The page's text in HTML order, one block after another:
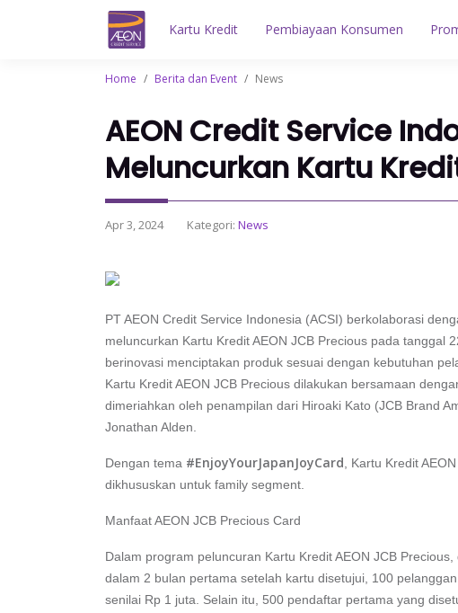
Kartu Kredit Pembiayaan Konsumen
Home / Berita dan Event / News
AEON Credit Service
Meluncurkan Kartu
Apr 3, 2024 Kategori: News
PT AEON Credit Service Indonesia (ACSI) berkolaborasi
meluncurkan Kartu Kredit AEON JCB Precious pada tanggal
berinovasi menciptakan produk sesuai dengan kebutuhan
Kartu Kredit AEON JCB Precious dilakukan bersamaan
dimeriahkan oleh penampilan dari Hiroaki Kato (JCB Brand
Jonathan Alden.
Dengan tema #EnjoyYourJapanJoyCard , Kartu Kredit
dikhususkan untuk family segment.
Manfaat AEON JCB Precious Card
Dalam program peluncuran Kartu Kredit AEON JCB
dalam 2 bulan pertama setelah kartu disetujui, 100
senilai Rp 1 juta. Selain itu, 500 pendaftar pertama yang